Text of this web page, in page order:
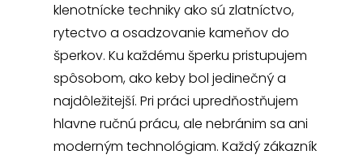
klenotnícke techniky ako sú zlatníctvo,
rytectvo a osadzovanie kameňov do
šperkov. Ku každému šperku pristupujem
spôsobom, ako keby bol jedinečný a
najdôležitejší. Pri práci upredňostňujem
hlavne ručnú prácu, ale nebránim sa ani
moderným technológiam. Každý zákazník